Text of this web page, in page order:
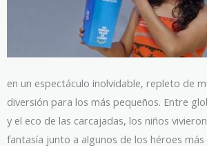
en un espectáculo inolvidable, repleto de
diversión para los más pequeños. Entre
y el eco de las carcajadas, los niños
fantasía junto a algunos de los héroes